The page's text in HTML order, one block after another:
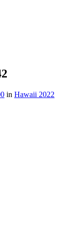
in Hawaii 2022